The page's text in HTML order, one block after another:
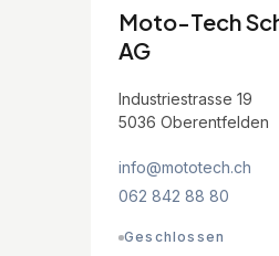
Moto-Tech
AG
Industriestrasse 19
5036 Oberentfelden
info@mototech.ch
062 842 88 80
Geschlossen